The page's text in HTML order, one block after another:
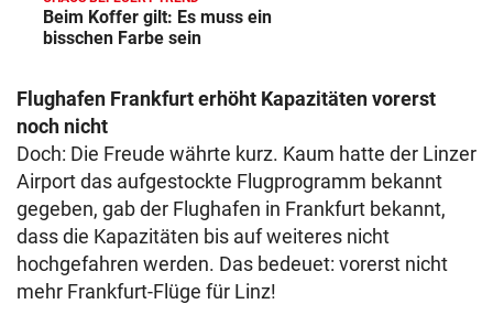
Beim Koffer gilt: Es muss ein
bisschen Farbe sein
Flughafen Frankfurt erhöht Kapazitäten vorerst
noch nicht
Doch: Die Freude währte kurz. Kaum hatte der Linzer
Airport das aufgestockte Flugprogramm bekannt
gegeben, gab der Flughafen in Frankfurt bekannt,
dass die Kapazitäten bis auf weiteres nicht
hochgefahren werden. Das bedeuet: vorerst nicht
mehr Frankfurt-Flüge für Linz!